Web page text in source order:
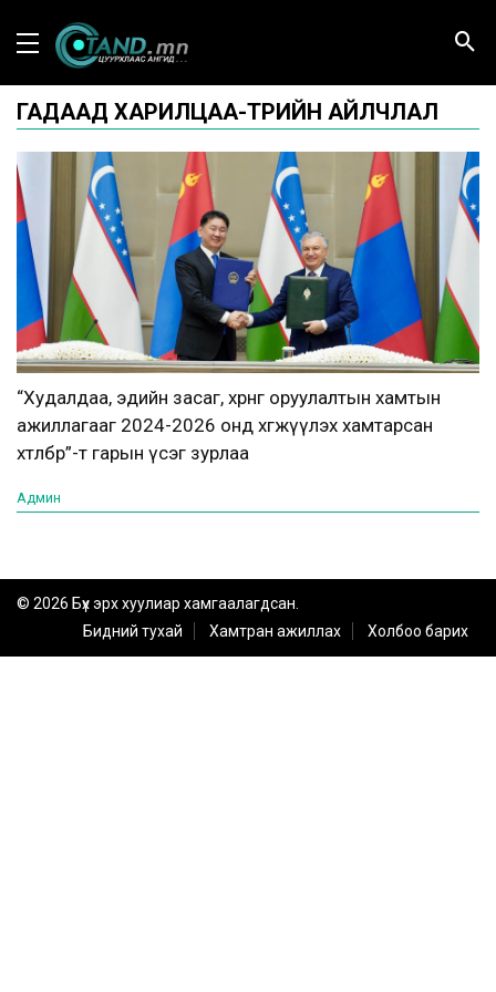
ГАДААД ХАРИЛЦАА-ТӨРИЙН АЙЛЧЛАЛ
“Худалдаа, эдийн засаг, хөрөнгө оруулалтын хамтын
ажиллагааг 2024-2026 онд хөгжүүлэх хамтарсан
хөтөлбөр”-т гарын үсэг зурлаа
Админ
© 2026 Бүх эрх хуулиар хамгаалагдсан.
Бидний тухай
Хамтран ажиллах Холбоо барих